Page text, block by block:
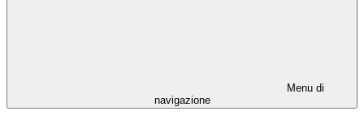
Menu di
navigazione